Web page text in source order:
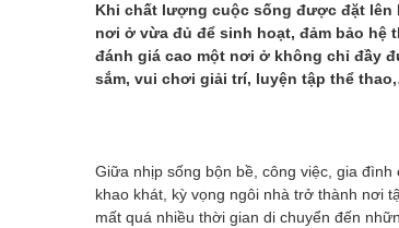
Khi chất lượng cuộc sống được đặt
nơi ở vừa đủ để sinh hoạt, đảm bảo hệ
đánh giá cao một nơi ở không chỉ đầy
sắm, vui chơi giải trí, luyện tập thể
Giữa nhịp sống bộn bề, công việc, gia
khao khát, kỳ vọng ngôi nhà trở thành nơi
mất quá nhiều thời gian di chuyển đến